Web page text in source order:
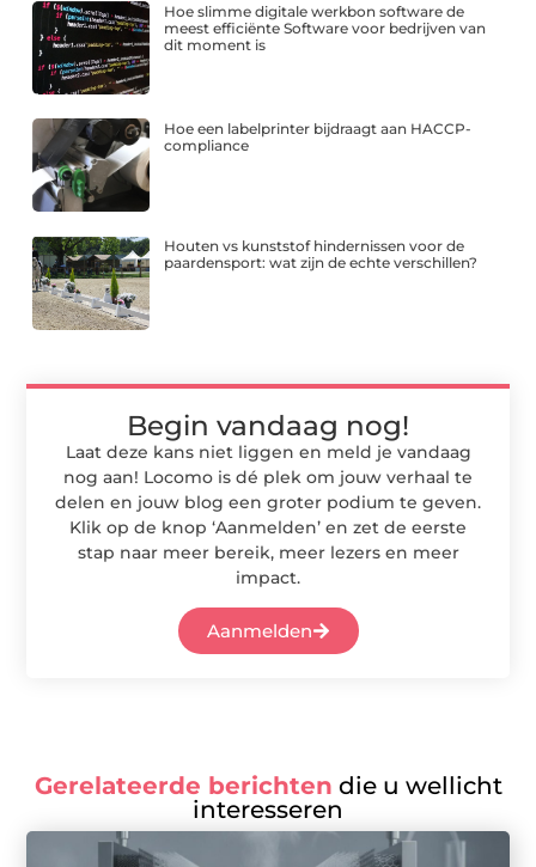
Hoe slimme digitale werkbon software de
meest efficiënte Software voor bedrijven van
dit moment is
Hoe een labelprinter bijdraagt aan HACCP-
compliance
Houten vs kunststof hindernissen voor de
paardensport: wat zijn de echte verschillen?
Begin vandaag nog!
Laat deze kans niet liggen en meld je vandaag
nog aan! Locomo is dé plek om jouw verhaal te
delen en jouw blog een groter podium te geven.
Klik op de knop ‘Aanmelden’ en zet de eerste
stap naar meer bereik, meer lezers en meer
impact.
Aanmelden
Gerelateerde berichten die u wellicht
interesseren